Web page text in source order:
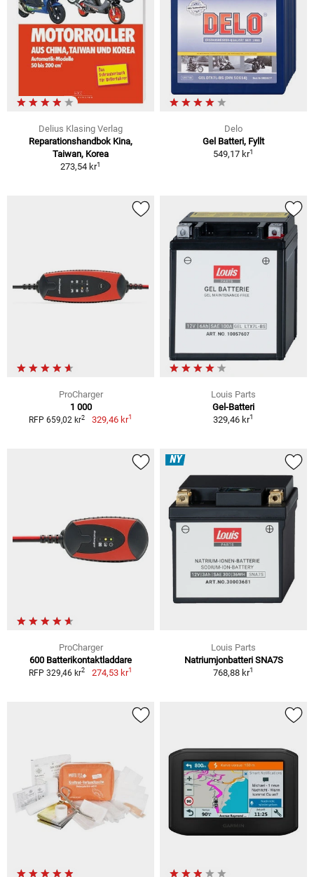
Delius Klasing Verlag
Reparationshandbok Kina,
Taiwan, Korea
273,54 kr1
Delo
Gel Batteri, Fyllt
549,17 kr1
ProCharger
1 000
RFP 659,02 kr2 329,46 kr1
Louis Parts
Gel-Batteri
329,46 kr1
ProCharger
600 Batterikontaktladdare
RFP 329,46 kr2 274,53 kr1
NY
Louis Parts
Natriumjonbatteri SNA7S
768,88 kr1